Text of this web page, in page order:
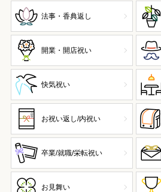
法事・香典返し
開業・開店祝い
快気祝い
お祝い返し/内祝い
卒業/就職/栄転祝い
お見舞い